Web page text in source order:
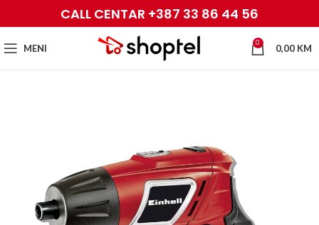
CALL CENTAR +387 33 86 44 56
MENI 0 0,00 KM